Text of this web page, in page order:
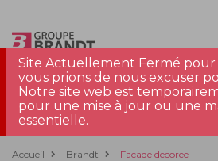
Site Actuellement Fermé pour
vous prions de nous excuser
Notre site web est
pour une mise à jour ou une
essentielle.
Accueil Brandt Facade decoree